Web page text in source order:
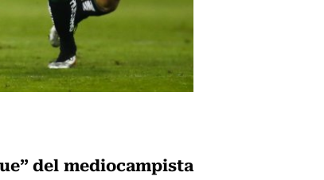
del mediocampista